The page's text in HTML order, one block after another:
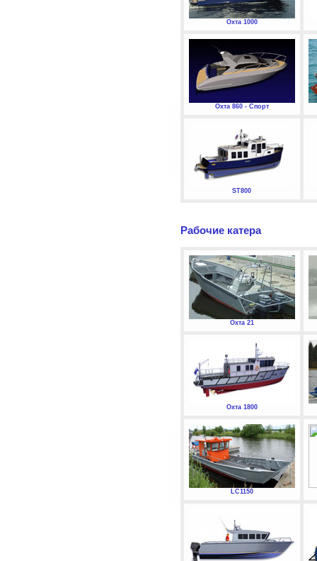
Охта 1000
Охта 860 - Спорт
ST800
Рабочие катера
Охта 21
Охта 1800
LC1150